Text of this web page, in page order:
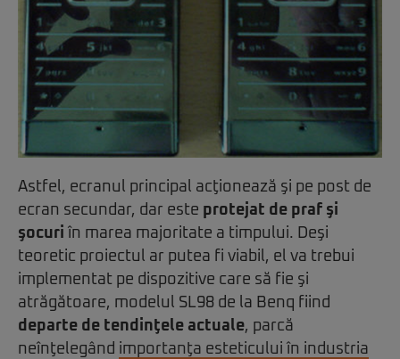
Astfel, ecranul principal acţionează şi pe post de
ecran secundar, dar este protejat de praf şi
şocuri în marea majoritate a timpului. Deşi
teoretic proiectul ar putea fi viabil, el va trebui
implementat pe dispozitive care să fie şi
atrăgătoare, modelul SL98 de la Benq fiind
departe de tendinţele actuale, parcă
neînţelegând importanţa esteticului în industria